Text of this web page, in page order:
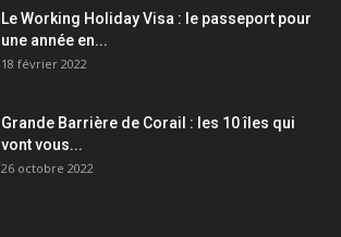
Le Working Holiday Visa : le passeport pour
une année en...
18 février 2022
Grande Barrière de Corail : les 10 îles qui
vont vous...
26 octobre 2022